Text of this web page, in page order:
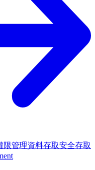
限管理資料存取安全存取